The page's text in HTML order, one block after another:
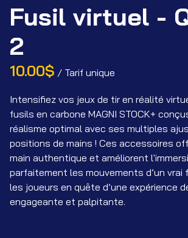
Fusil virtuel -
2
/
Intensifiez vos jeux de tir en réalité
fusils en carbone MAGNI STOCK+
réalisme optimal avec ses multiples
positions de mains ! Ces accessoires
main authentique et améliorent
parfaitement les mouvements d’un vrai
les joueurs en quête d’une expérience
engageante et palpitante.